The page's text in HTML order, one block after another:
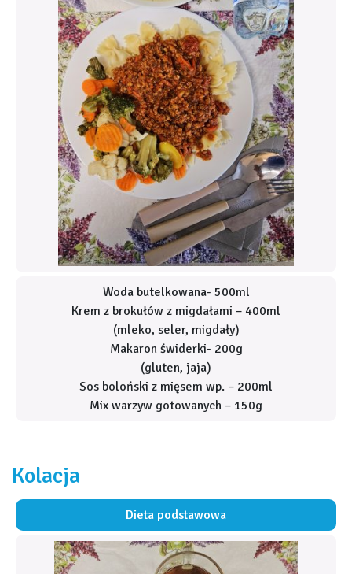
Woda butelkowana- 500ml
Krem z brokułów z migdałami – 400ml
(mleko, seler, migdały)
Makaron świderki- 200g
(gluten, jaja)
Sos boloński z mięsem wp. – 200ml
Mix warzyw gotowanych – 150g
Kolacja
Dieta podstawowa